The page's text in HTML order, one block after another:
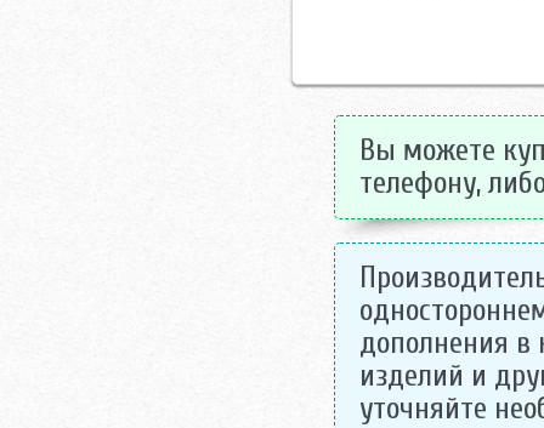
Вы можете
телефону,
дополнения
изделий и
уточняйте